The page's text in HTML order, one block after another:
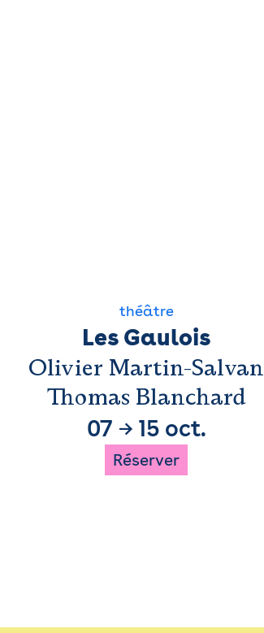
théâtre
Les Gaulois
Olivier Martin-Salvan
Thomas Blanchard
07 → 15 oct.
Réserver